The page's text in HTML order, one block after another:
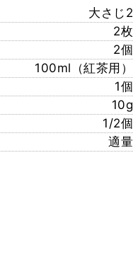
大さじ2
2枚
2個
100ml（紅茶用）
1個
10g
1/2個
適量